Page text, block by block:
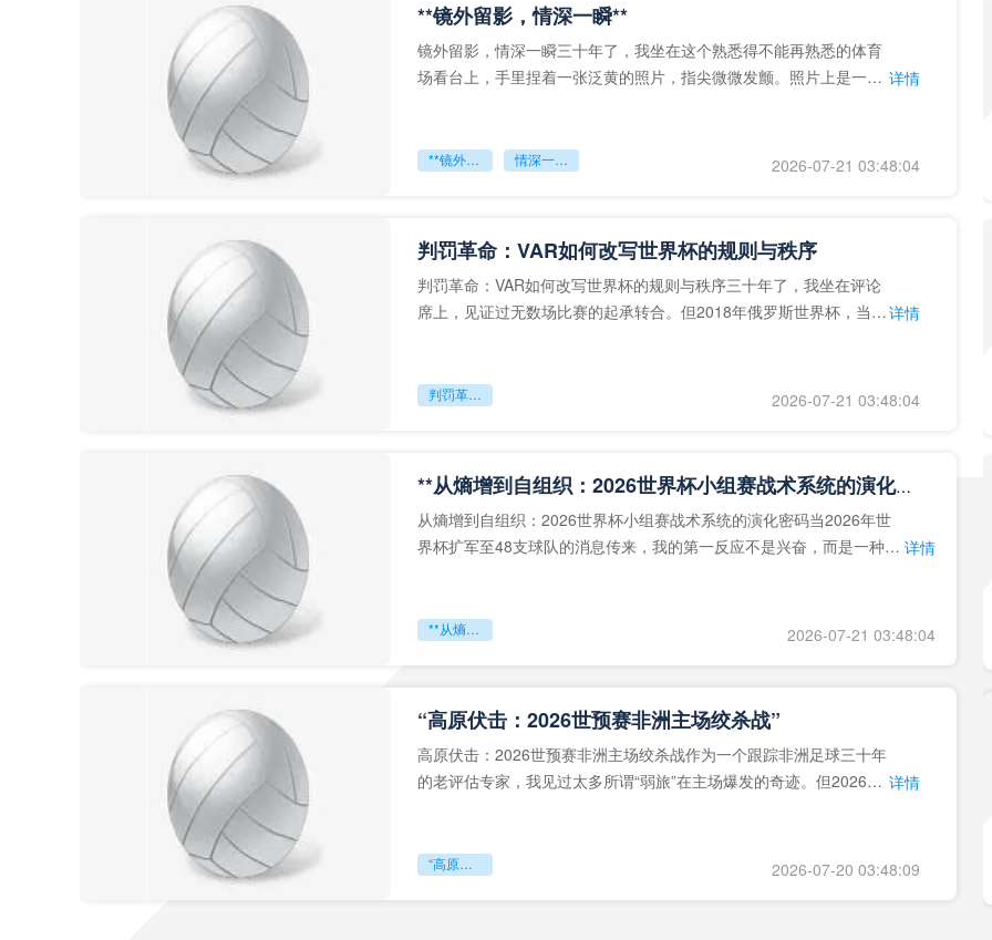
**镜外留影，情深一瞬**
镜外留影，情深一瞬三十年了，我坐在这个熟悉得不能再熟悉的体育
场看台上，手里捏着一张泛黄的照片，指尖微微发颤。照片上是一个 详情
**镜外留影 情深一瞬** 2026-07-21 03:48:04
判罚革命：VAR如何改写世界杯的规则与秩序
判罚革命：VAR如何改写世界杯的规则与秩序三十年了，我坐在评论
席上，见证过无数场比赛的起承转合。但2018年俄罗斯世界杯，当
详情
判罚革命：VAR如何改写世界杯的规则与秩序 2026-07-21 03:48:04
**从熵增到自组织：2026世界杯小组赛战术系统的演化密码**
从熵增到自组织：2026世界杯小组赛战术系统的演化密码当2026年世
界杯扩军至48支球队的消息传来，我的第一反应不是兴奋，而是一种深 详情
**从熵增到自组织：2026世界杯小组赛战术系统的演化密码** 2026-07-21 03:48:04
“高原伏击：2026世预赛非洲主场绞杀战”
高原伏击：2026世预赛非洲主场绞杀战作为一个跟踪非洲足球三十年
的老评估专家，我见过太多所谓“弱旅”在主场爆发的奇迹。但2026年 详情
“高原伏击：2026世预赛非洲主场绞杀战” 2026-07-20 03:48:09